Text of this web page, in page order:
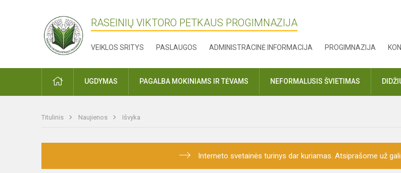
RASEINIŲ VIKTORO PETKAUS PROGIMNAZIJA
VEIKLOS SRITYS PASLAUGOS ADMINISTRACINĖ INFORMACIJA PROGIMNAZIJA
PRADŽIAUGDYMAS PAGALBA MOKINIAMS IR TĖVAMS NEFORMALUSIS ŠVIETIMAS
Titulinis Naujienos Išvyka
Interneto svetainės turinys dar kuriamas. Atsiprašome už